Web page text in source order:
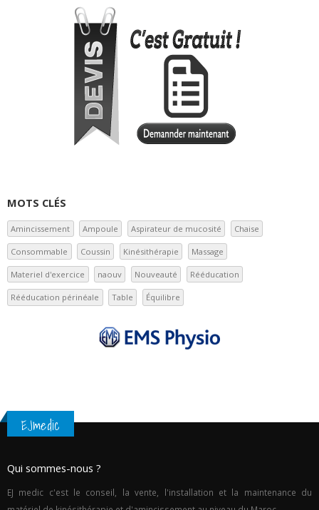
MOTS CLÉS
Amincissement Ampoule Aspirateur de mucosité Chaise
Consommable Coussin Kinésithérapie Massage
Materiel d'exercice naouv Nouveauté Rééducation
Rééducation périnéale Table Équilibre
EJmedic
Qui sommes-nous ?
EJ medic c'est le conseil, la vente, l'installation et la maintenance du